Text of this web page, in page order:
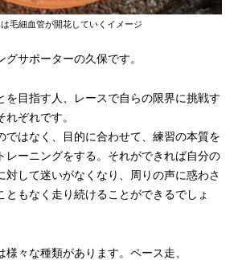
毛細血管が開花していくイメージ
グサポーターの久保です。
を目指す人、レースで自らの限界に挑戦す
ぞれです。
ではなく、目的に合わせて、練習の本質を
レーニングをする。それができれば自分の
対して迷いがなくなり、周りの声に惑わさ
ともなく走り続けることができるでしょ
様々な種類があります。ペース走、